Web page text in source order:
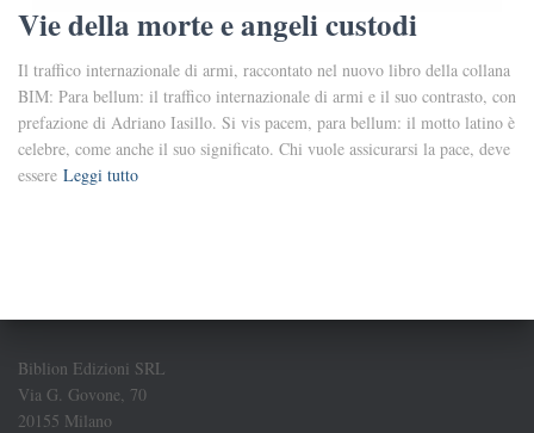
Vie della morte e angeli custodi
Il traffico internazionale di armi, raccontato nel nuovo libro della collana
BIM: Para bellum: il traffico internazionale di armi e il suo contrasto, con
prefazione di Adriano Iasillo. Si vis pacem, para bellum: il motto latino è
celebre, come anche il suo significato. Chi vuole assicurarsi la pace, deve
essere Leggi tutto
Biblion Edizioni SRL
Via G. Govone, 70
20155 Milano